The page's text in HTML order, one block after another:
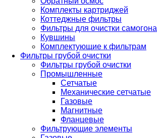
Комплекты картриджей
Коттеджные фильтры
Фильтры для очистки самогона
Кувшины
Комплектующие к фильтрам
Фильтры грубой очистки
Фильтры грубой очистки
Промышленные
Сетчатые
Механические сетчатые
Газовые
Магнитные
Фланцевые
Фильтрующие элементы